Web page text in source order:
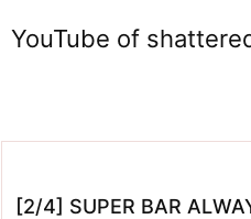
YouTube of
[2/4] SUPER BAR